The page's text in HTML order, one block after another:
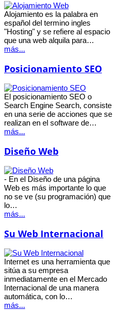
Alojamiento es la palabra en
español del termino ingles
"Hosting" y se refiere al espacio
que una web alquila para…
más...
Posicionamiento SEO
El posicionamiento SEO o
Search Engine Search, consiste
en una serie de acciones que se
realizan en el software de…
más...
Diseño Web
- En el Diseño de una página
Web es más importante lo que
no se ve (su programación) que
lo…
más...
Su Web Internacional
Internet es una herramienta que
sitúa a su empresa
inmediatamente en el Mercado
Internacional de una manera
automática, con lo…
más...